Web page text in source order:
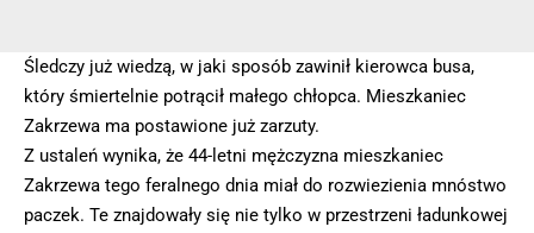
Śledczy już wiedzą, w jaki sposób zawinił kierowca busa,
który śmiertelnie potrącił małego chłopca. Mieszkaniec
Zakrzewa ma postawione już zarzuty.
Z ustaleń wynika, że 44-letni mężczyzna mieszkaniec
Zakrzewa tego feralnego dnia miał do rozwiezienia mnóstwo
paczek. Te znajdowały się nie tylko w przestrzeni ładunkowej